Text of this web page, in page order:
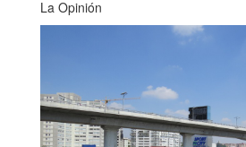
La Opinión